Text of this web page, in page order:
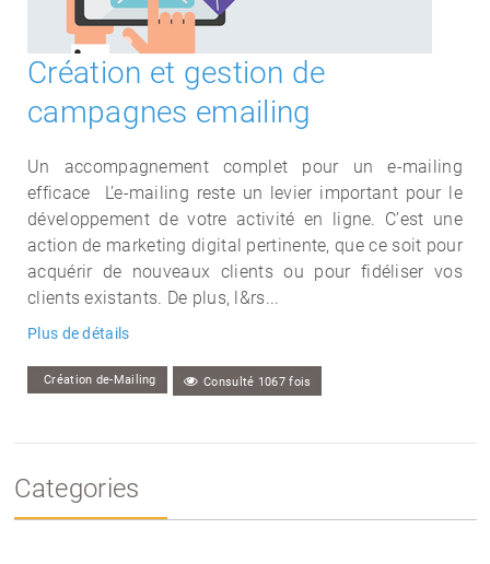
Création et gestion de
campagnes emailing
Un accompagnement complet pour un e-mailing
efficace L’e-mailing reste un levier important pour le
développement de votre activité en ligne. C’est une
action de marketing digital pertinente, que ce soit pour
acquérir de nouveaux clients ou pour fidéliser vos
clients existants. De plus, l&rs...
Plus de détails
Création de-Mailing Consulté 1067 fois
Categories